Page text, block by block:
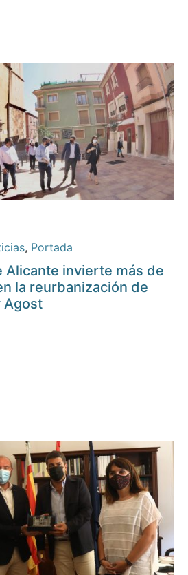
, Portada
Alicante invierte más de
la reurbanización de
Agost